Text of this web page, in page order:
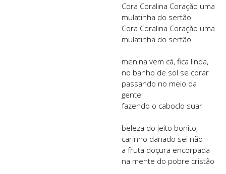
Cora Coralina Coração uma
mulatinha do sertão
Cora Coralina Coração uma
mulatinha do sertão
menina vem cá, fica linda,
no banho de sol se corar
passando no meio da
gente
fazendo o caboclo suar
beleza do jeito bonito,
carinho danado sei não
a fruta doçura encorpada
na mente do pobre cristão